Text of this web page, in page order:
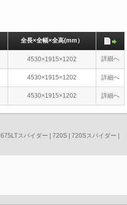
全長×全幅×全高(mm）
4530×1915×1202 詳細へ
4530×1915×1202 詳細へ
4530×1915×1202 詳細へ
675LTスパイダー 720S 720Sスパイダー